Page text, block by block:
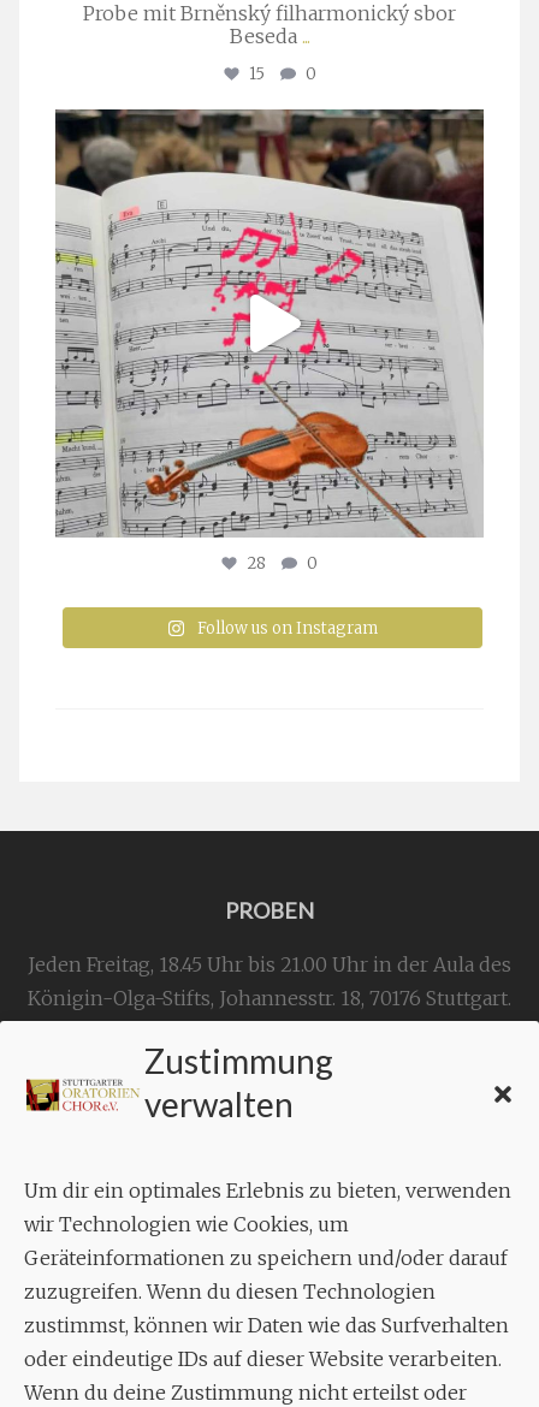
Zustimmung
verwalten
Um dir ein optimales Erlebnis zu bieten, verwenden
wir Technologien wie Cookies, um
Geräteinformationen zu speichern und/oder darauf
zuzugreifen. Wenn du diesen Technologien
zustimmst, können wir Daten wie das Surfverhalten
oder eindeutige IDs auf dieser Website verarbeiten.
Wenn du deine Zustimmung nicht erteilst oder
Probe mit Brněnský filharmonický sbor
Beseda ...
15 0
stuttgarter_oratorienchor
Juli 23
28 0
Follow us on Instagram
PROBEN
Jeden Freitag, 18.45 Uhr bis 21.00 Uhr in der Aula des
Königin-Olga-Stifts, Johannesstr. 18, 70176 Stuttgart.
KONTAKT
Geschäftsstelle:
Aixheimer Str. 18
70619 Stuttgart
MUSIK
Musikalischer Leiter:
Enrico Trummer